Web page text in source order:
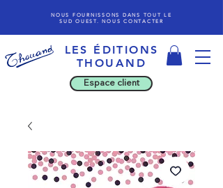
NOUS FOURNISSONS DANS TOUT LE
SUD OUEST. NOUS CONTACTER
LES ÉDITIONS
THOU AND
Espace client